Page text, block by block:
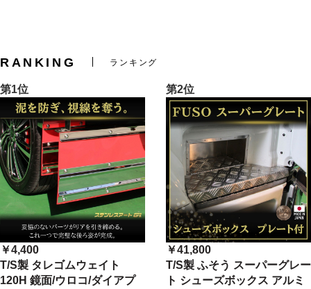
RANKING ランキング
第1位
￥4,400
T/S製 タレゴムウェイト
120H 鏡面/ウロコ/ダイアプ
第2位
￥41,800
T/S製 ふそう スーパーグレー
ト シューズボックス アルミ